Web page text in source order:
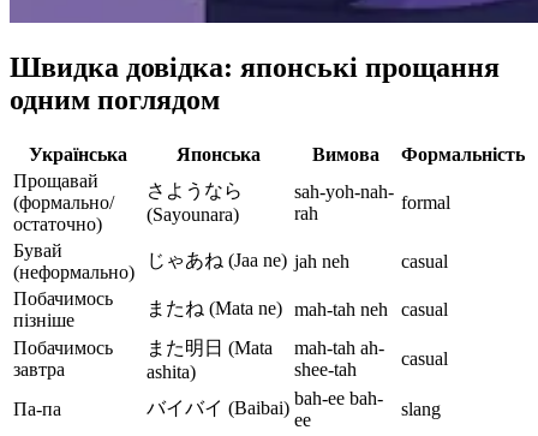
Швидка довідка: японські прощання
одним поглядом
Українська Японська Вимова
Формальність
Прощавай
(формально/
остаточно)
さようなら
(Sayounara)
sah-yoh-nah-
rah
formal
Бувай
(неформально)
じゃあね (Jaa ne) jah neh
casual
Побачимось
пізніше
またね (Mata ne) mah-tah neh
casual
Побачимось
завтра
また明日 (Mata
ashita)
mah-tah ah-
shee-tah
casual
Па-па バイバイ (Baibai) bah-ee bah-
ee
slang